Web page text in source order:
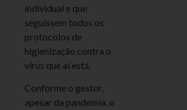
individual e que
seguissem todos os
protocolos de
higienização contra o
vírus que aí está.
Conforme o gestor,
apesar da pandemia, o